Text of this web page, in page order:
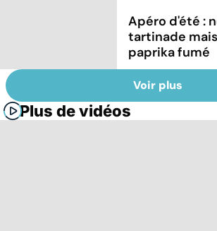
Apéro d'été :
tartinade
paprika fumé
Voir plus
Plus de vidéos